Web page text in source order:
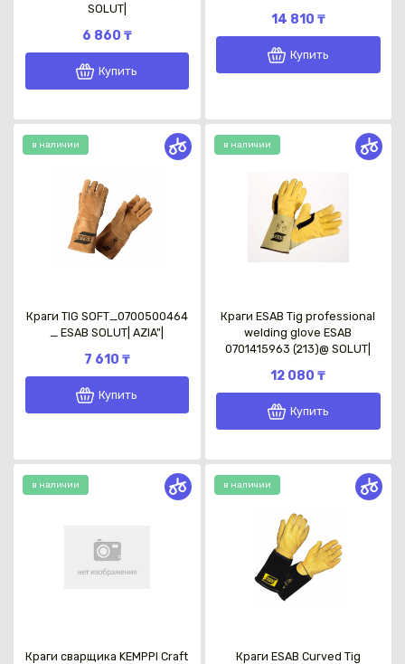
SOLUT|
6 860 ₸
Купить
14 810 ₸
Купить
в наличии
Краги TIG SOFT_0700500464
_ ESAB SOLUT| AZIA"|
7 610 ₸
Купить
в наличии
Краги ESAB Tig professional
welding glove ESAB
0701415963 (213)@ SOLUT|
12 080 ₸
Купить
в наличии
Краги сварщика KEMPPI Craft
в наличии
Краги ESAB Curved Tig